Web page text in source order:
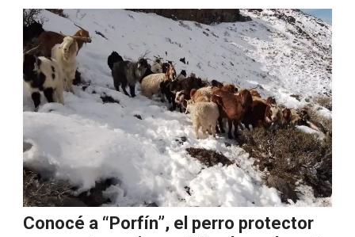
Conocé a “Porfín”, el perro protector